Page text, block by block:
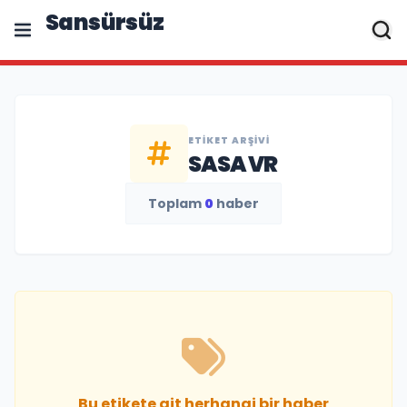
Sansürsüz
ETIKET ARŞIVI
SASA VR
Toplam 0 haber